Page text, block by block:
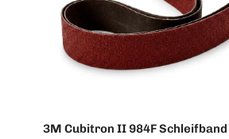
3M Cubitron II 984F Schleifband